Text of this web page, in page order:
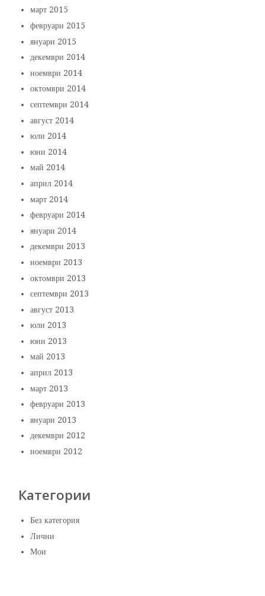
март 2015
февруари 2015
януари 2015
декември 2014
ноември 2014
октомври 2014
септември 2014
август 2014
юли 2014
юни 2014
май 2014
април 2014
март 2014
февруари 2014
януари 2014
декември 2013
ноември 2013
октомври 2013
септември 2013
август 2013
юли 2013
юни 2013
май 2013
април 2013
март 2013
февруари 2013
януари 2013
декември 2012
ноември 2012
Категории
Без категория
Лични
Мои